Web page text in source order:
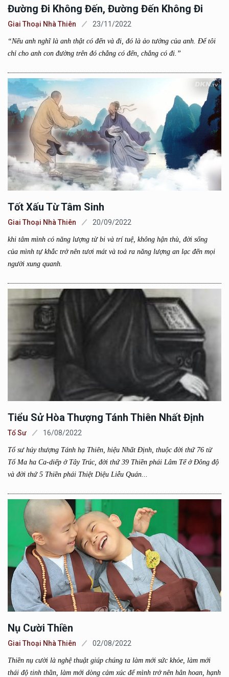
Đường Đi Không Đến, Đường Đến Không Đi
Giai Thoại Nhà Thiên 23/11/2022
“Nếu anh nghĩ là anh thật có đến và đi, đó là ảo tưởng của anh. Để tôi
chỉ cho anh con đường trên đó chẳng có đến, chẳng có đi.”
Tốt Xấu Từ Tâm Sinh
Giai Thoại Nhà Thiên 20/09/2022
khi tâm mình có năng lượng từ bi và trí tuệ, không hận thù, đời sống
của mình tự khắc trở nên tươi mát và toả ra năng lượng an lạc đến mọi
người xung quanh.
Tiểu Sử Hòa Thượng Tánh Thiên Nhất Định
Tổ Sư 16/08/2022
Tổ sư húy thượng Tánh hạ Thiên, hiệu Nhất Định, thuộc đời thứ 76 từ
Tổ Ma ha Ca-diếp ở Tây Trúc, đời thứ 39 Thiền phái Lâm Tế ở Đông độ
và đời thứ 5 Thiền phái Thiệt Diệu Liễu Quán...
Nụ Cười Thiền
Giai Thoại Nhà Thiên 02/08/2022
Thiền nụ cười là nghệ thuật giúp chúng ta làm mới sức khỏe, làm mới
thái độ tinh thần, làm mới dòng cảm xúc để mình trở nên hân hoan, hạnh